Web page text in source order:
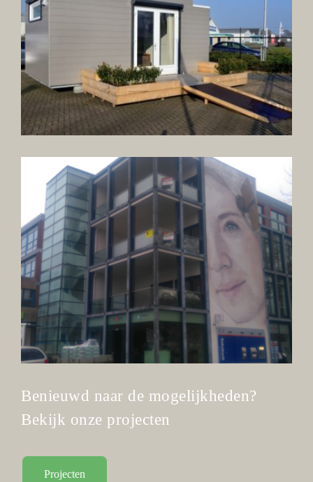
Benieuwd naar de mogelijkheden?
Bekijk onze projecten
Projecten